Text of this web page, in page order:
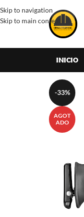
Skip to navigation
Skip to main content
INICIO
-33%
AGOT
ADO